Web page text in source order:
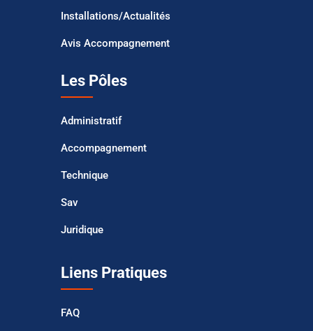
Installations/Actualités
Avis Accompagnement
Les Pôles
Administratif
Accompagnement
Technique
Sav
Juridique
Liens Pratiques
FAQ